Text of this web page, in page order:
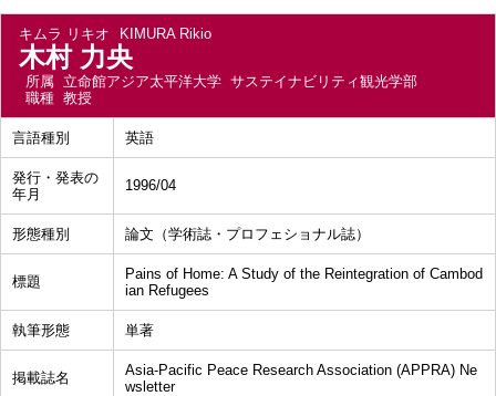
キムラ リキオ KIMURA Rikio
木村 力央
所属 立命館アジア太平洋大学 サステイナビリティ観光学部
職種 教授
言語種別 英語
発行・発表の
年月
1996/04
形態種別 論文（学術誌・プロフェショナル誌）
標題
Pains of Home: A Study of the Reintegration of Cambod
ian Refugees
執筆形態 単著
掲載誌名
Asia-Pacific Peace Research Association (APPRA) Ne
wsletter